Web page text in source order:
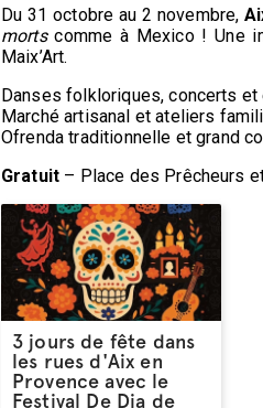
Du 31 octobre au 2 novembre,
mortscomme à Mexico ! Une
Maix’Art.
Danses folkloriques, concerts
Marché artisanal et ateliers
Ofrenda traditionnelle et grand
Gratuit – Place des Prêcheurs
3 jours de fête dans
les rues d'Aix en
Provence avec le
Festival De Dia de